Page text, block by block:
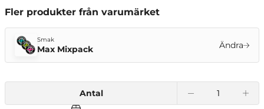
Fler produkter från varumärket
Smak
Max Mixpack Ändra
Antal